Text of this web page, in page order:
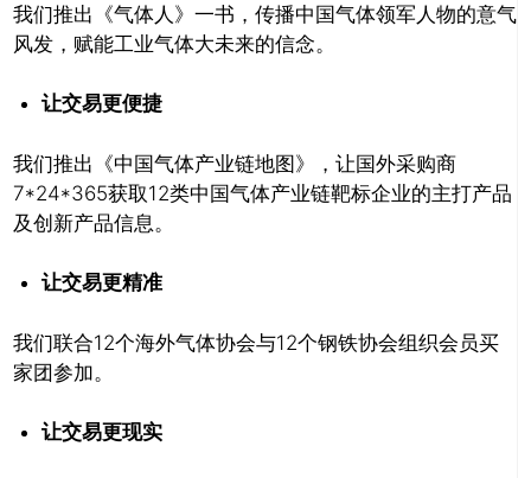
我们推出《气体人》一书，传播中国气体领军人物的意气
风发，赋能工业气体大未来的信念。
让交易更便捷
我们推出《中国气体产业链地图》，让国外采购商
7*24*365获取12类中国气体产业链靶标企业的主打产品
及创新产品信息。
让交易更精准
我们联合12个海外气体协会与12个钢铁协会组织会员买
家团参加。
让交易更现实